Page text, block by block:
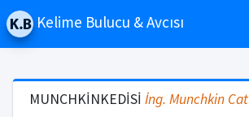
Kelime Bulucu & Avcısı
MUNCHKİNKEDİSİ İng. Munchkin Cat